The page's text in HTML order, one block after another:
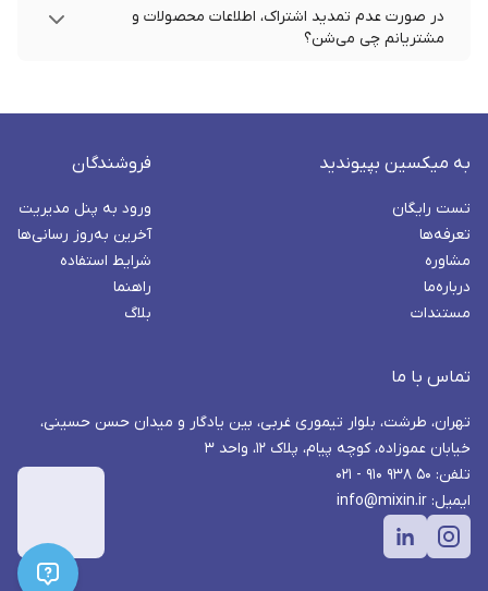
در صورت عدم تمدید اشتراک، اطلاعات محصولات و
مشتریانم چی می‌شن؟
به میکسین بپیوندید
تست رایگان
تعرفه‌ها
مشاوره
درباره‌ما
مستندات
فروشندگان
ورود به پنل مدیریت
آخرین به‌روز رسانی‌ها
شرایط استفاده
راهنما
بلاگ
تماس با ما
تهران، طرشت، بلوار تیموری غربی، بین یادگار و میدان حسن حسینی،
خیابان عموزاده، کوچه پیام، پلاک ۱۲، واحد ۳
تلفن: ۵۰ ۹۳۸ ۹۱۰ - ۰۲۱
ایمیل: info@mixin.ir